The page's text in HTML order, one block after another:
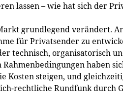
lassen – wie hat sich der
grundlegend verändert.
für Privatsender zu
technisch, organisatorisch
haben
Kosten steigen, und
rechtliche Rundfunk durch